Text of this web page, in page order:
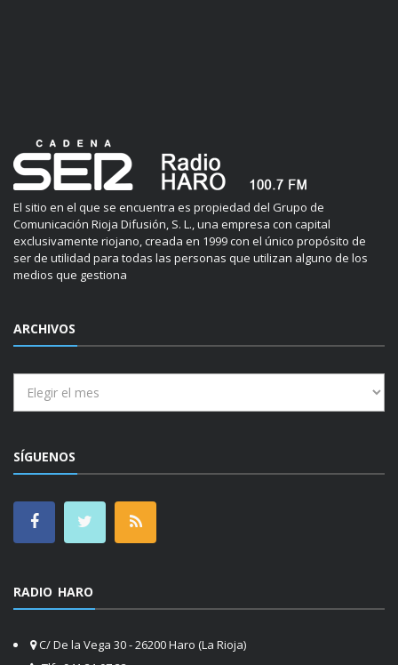
El sitio en el que se encuentra es propiedad del Grupo de
Comunicación Rioja Difusión, S. L., una empresa con capital
exclusivamente riojano, creada en 1999 con el único propósito de
ser de utilidad para todas las personas que utilizan alguno de los
medios que gestiona
ARCHIVOS
SÍGUENOS
RADIO HARO
C/ De la Vega 30 - 26200 Haro (La Rioja)